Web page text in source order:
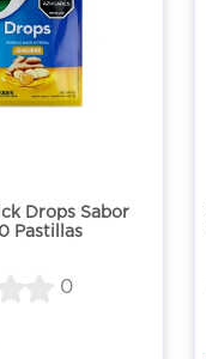
Drops Sabor
Pastillas
0